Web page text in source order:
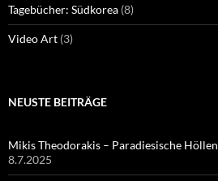
Tagebücher: Südkorea (8)
Video Art (3)
NEUSTE BEITRÄGE
Mikis Theodorakis – Paradiesische Höllen
8.7.2025